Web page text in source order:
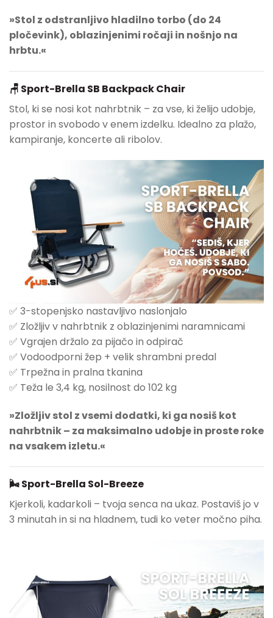
»Stol z odstranljivo hladilno torbo (do 24
pločevink), oblazinjenimi ročaji in nošnjo na
hrbtu.«
🪑 Sport-Brella SB Backpack Chair
Stol, ki se nosi kot nahrbtnik – za vse, ki želijo udobje,
prostor in svobodo v enem izdelku. Idealno za plažo,
kampiranje, koncerte ali ribolov.
✅ 3-stopenjsko nastavljivo naslonjalo
✅ Zložljiv v nahrbtnik z oblazinjenimi naramnicami
✅ Vgrajen držalo za pijačo in odpirač
✅ Vodoodporni žep + velik shrambni predal
✅ Trpežna in pralna tkanina
✅ Teža le 3,4 kg, nosilnost do 102 kg
»Zložljiv stol z vsemi dodatki, ki ga nosiš kot
nahrbtnik – za maksimalno udobje in proste roke
na vsakem izletu.«
🌬 Sport-Brella Sol-Breeze
Kjerkoli, kadarkoli – tvoja senca na ukaz. Postaviš jo v
3 minutah in si na hladnem, tudi ko veter močno piha.